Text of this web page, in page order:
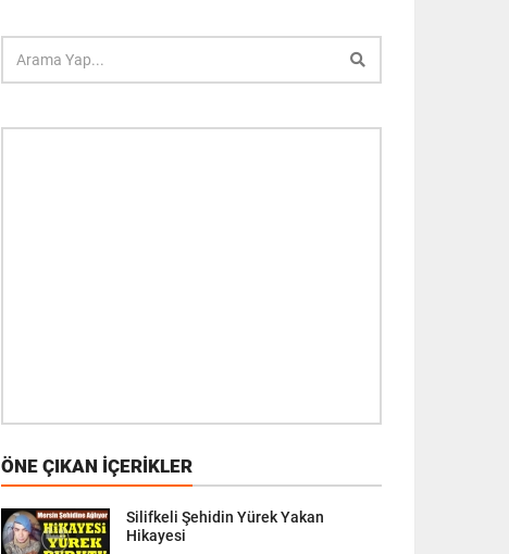
ÖNE ÇIKAN İÇERIKLER
Silifkeli Şehidin Yürek Yakan
Hikayesi